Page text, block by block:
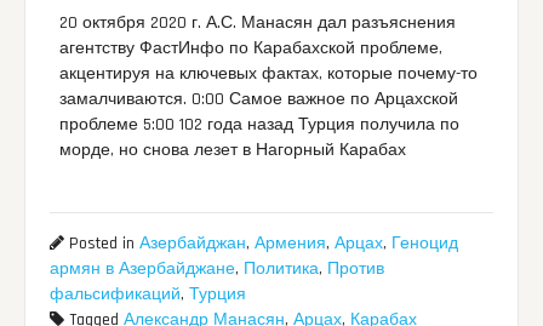
20 октября 2020 г. А.С. Манасян дал разъяснения
агентству ФастИнфо по Карабахской проблеме,
акцентируя на ключевых фактах, которые почему-то
замалчиваются. 0:00 Самое важное по Арцахской
проблеме 5:00 102 года назад Турция получила по
морде, но снова лезет в Нагорный Карабах
Posted inАзербайджан,Армения,Арцах, Геноцид
армян в Азербайджане, Политика, Против
фальсификаций,Турция
TaggedАлександр Манасян,Арцах, Карабах